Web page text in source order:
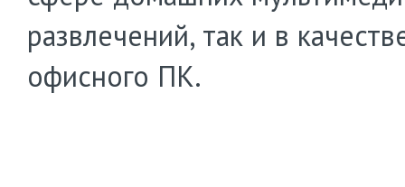
развлечений, так и в
офисного ПК.